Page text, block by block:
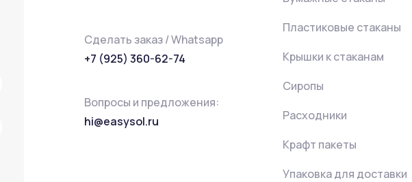
Сделать заказ / Whatsapp
+7 (925) 360-62-74
Вопросы и предложения:
hi@easysol.ru
Пластиковые стаканы
Крышки к стаканам
Сиропы
Расходники
Крафт пакеты
Упаковка для доставки